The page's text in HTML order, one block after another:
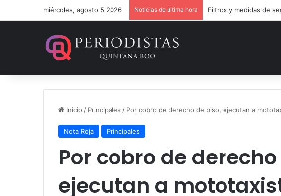
miércoles, agosto 5 2026 Noticias de última hora
Inicio / Principales / Por cobro de derecho de piso, ejecutan a
Nota Roja Principales
Por cobro de
ejecutan a